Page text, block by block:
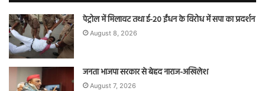
पेट्रोल में मिलावट तथा ई-20 ईंधन के विरोध में सपा का प्रदर्शन
August 8, 2026
जनता भाजपा सरकार से बेहद नाराज-अखिलेश
August 7, 2026